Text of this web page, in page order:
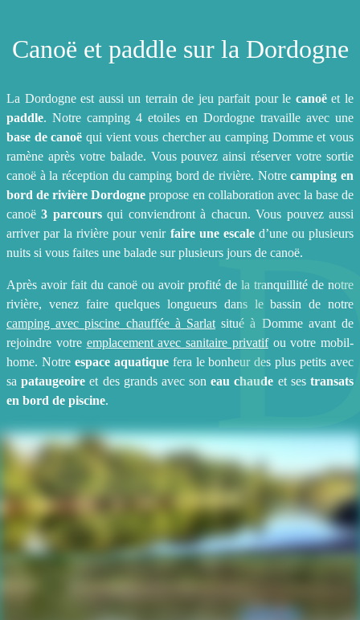
Canoë et paddle sur la Dordogne
La Dordogne est aussi un terrain de jeu parfait pour le canoëet le
paddle. Notre camping 4 etoiles en Dordogne travaille avec une
base de canoë qui vient vous chercher au camping Domme et vous
ramène après votre balade. Vous pouvez ainsi réserver votre sortie
canoë à la réception du camping bord de rivière. Notrecamping en
bord de rivière Dordogne propose en collaboration avec la base de
canoë3 parcoursqui conviendront à chacun. Vous pouvez aussi
arriver par la rivière pour venir faire une escaled’une ou plusieurs
nuits si vous faites une balade sur plusieurs jours de canoë.
Après avoir fait du canoë ou avoir profité de la tranquillité de notre
rivière, venez faire quelques longueurs dans le bassin de notre
camping avec piscine chauffée à Sarlat situé à Domme avant de
rejoindre votre emplacement avec sanitaire privatifou votre mobil-
home. Notre espace aquatiquefera le bonheur des plus petits avec
sapataugeoire et des grands avec soneau chaude et sestransats
en bord de piscine.